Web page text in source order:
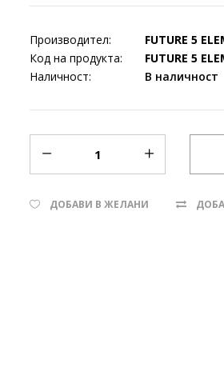
Производител:
FUTURE 5
Код на продукта:
FUTURE 5
Наличност:
В наличност
ДОБАВИ В ЖЕЛАНИ